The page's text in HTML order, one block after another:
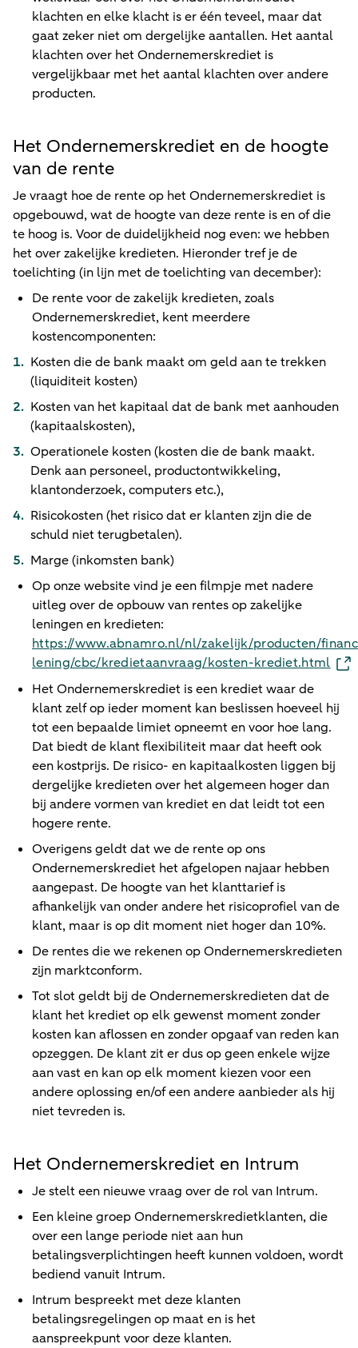
klachten en elke klacht is er één teveel, maar dat
gaat zeker niet om dergelijke aantallen. Het aantal
klachten over het Ondernemerskrediet is
vergelijkbaar met het aantal klachten over andere
producten.
Het Ondernemerskrediet en de hoogte
van de rente
Je vraagt hoe de rente op het Ondernemerskrediet is
opgebouwd, wat de hoogte van deze rente is en of die
te hoog is. Voor de duidelijkheid nog even: we hebben
het over zakelijke kredieten. Hieronder tref je de
toelichting (in lijn met de toelichting van december):
De rente voor de zakelijk kredieten, zoals
Ondernemerskrediet, kent meerdere
kostencomponenten:
Kosten die de bank maakt om geld aan te trekken
(liquiditeit kosten)
Kosten van het kapitaal dat de bank met aanhouden
(kapitaalskosten),
Operationele kosten (kosten die de bank maakt.
Denk aan personeel, productontwikkeling,
klantonderzoek, computers etc.),
Risicokosten (het risico dat er klanten zijn die de
schuld niet terugbetalen).
Marge (inkomsten bank)
Op onze website vind je een filmpje met nadere
uitleg over de opbouw van rentes op zakelijke
leningen en kredieten:
https://www.abnamro.nl/nl/zakelijk/producten/
lening/cbc/kredietaanvraag/kosten-krediet.html
Het Ondernemerskrediet is een krediet waar de
klant zelf op ieder moment kan beslissen hoeveel hij
tot een bepaalde limiet opneemt en voor hoe lang.
Dat biedt de klant flexibiliteit maar dat heeft ook
een kostprijs. De risico- en kapitaalkosten liggen bij
dergelijke kredieten over het algemeen hoger dan
bij andere vormen van krediet en dat leidt tot een
hogere rente.
Overigens geldt dat we de rente op ons
Ondernemerskrediet het afgelopen najaar hebben
aangepast. De hoogte van het klanttarief is
afhankelijk van onder andere het risicoprofiel van de
klant, maar is op dit moment niet hoger dan 10%.
De rentes die we rekenen op Ondernemerskredieten
zijn marktconform.
Tot slot geldt bij de Ondernemerskredieten dat de
klant het krediet op elk gewenst moment zonder
kosten kan aflossen en zonder opgaaf van reden kan
opzeggen. De klant zit er dus op geen enkele wijze
aan vast en kan op elk moment kiezen voor een
andere oplossing en/of een andere aanbieder als hij
niet tevreden is.
Het Ondernemerskrediet en Intrum
Je stelt een nieuwe vraag over de rol van Intrum.
Een kleine groep Ondernemerskredietklanten, die
over een lange periode niet aan hun
betalingsverplichtingen heeft kunnen voldoen, wordt
bediend vanuit Intrum.
Intrum bespreekt met deze klanten
betalingsregelingen op maat en is het
aanspreekpunt voor deze klanten.